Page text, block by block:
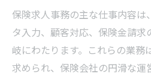
事務職ならではの保
女性に合う保険求人
事務の仕事でキャリアア
保険求人事務の主な仕事内容は
タ入力、顧客対応、保険金請
岐にわたります。これらの業務
求められ、保険会社の円滑な運